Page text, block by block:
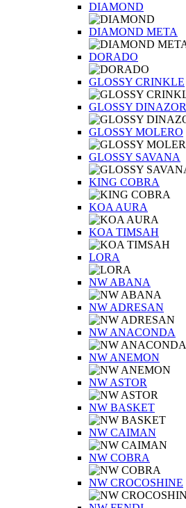
DIAMOND
DIAMOND META
DORADO
GLOSSY CRINKLE
GLOSSY DINAZOR
GLOSSY MOLERO
GLOSSY SAVANA
KING COBRA
KOA AURA
KOA TIMSAH
LORA
NW ABANA
NW ADRESAN
NW ANACONDA
NW ANEMON
NW ASTOR
NW BASKET
NW CAIMAN
NW COBRA
NW CROCOSHINE